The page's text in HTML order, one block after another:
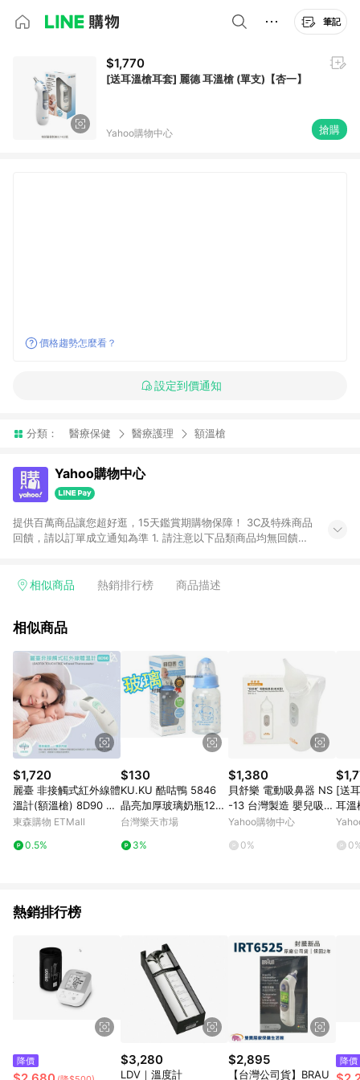
筆記
$1,770
[送耳溫槍耳套] 麗德 耳溫槍 (單支)【杏一】
Yahoo購物中心 搶購
價格趨勢怎麼看？
設定到價通知
分類： 醫療保健 醫療護理 額溫槍
Yahoo購物中心
提供百萬商品讓您超好逛，15天鑑賞期購物保障！ 3C及特殊商品
回饋，請以訂單成立通知為準 1. 請注意以下品類商品均無回饋：
電玩/遊戲/相機/單眼/鏡頭/拍立得 [2024/6/1起適用] -內接硬
的購回饋活動享Yahoo超贈點回饋者 - 購物中心商店之商品：商
3. 訂單回饋金額將扣除運費/購物金/超贈點/福利金/紅利折抵/折
價券等虛擬貨幣折抵 4. 大宗採購或批發轉賣不具回饋資格： 如
有相關事證認定您為大宗採購、批發轉賣而非最終消費使用者，
相關認定以Yahoo購物中心之認定為準
相似商品 熱銷排行榜 商品描述
相似商品
$1,720
麗臺 非接觸式紅外線體
溫計(額溫槍) 8D90 台
灣製
東森購物 ETMall
0.5%
$130
KU.KU 酷咕鴨 5846
晶亮加厚玻璃奶瓶120
ML~ 附防脹氣奶嘴 -
台灣樂天市場
3%
$1,380
貝舒樂 電動吸鼻器 NS
-13 台灣製造 嬰兒吸鼻
器 吸鼻器 洗鼻器 好攜
Yahoo購物中心
0%
[送
耳溫
熱銷排行榜
降價 $3,280
LDV｜溫度計
$2,895
【台灣公司貨】BRAU
降價